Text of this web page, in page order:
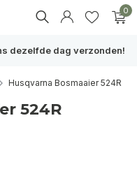
0
dezelfde dag verzonden!
Husqvarna Bosmaaier 524R
524R